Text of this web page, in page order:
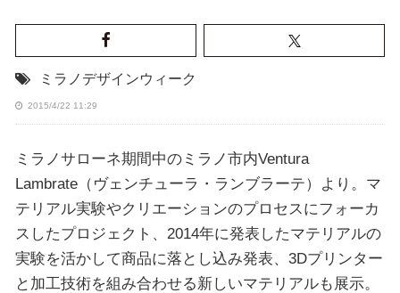
ミラノデザインウィーク
2015/4/22 11:29
ミラノサローネ期間中のミラノ市内Ventura
Lambrate（ヴェンチューラ・ランブラーテ）より。マ
テリアル実験やクリエーションのプロセスにフォーカ
スしたプロジェクト、2014年に発表したマテリアルの
実験を活かして商品に落とし込み発表、3Dプリンター
と加工技術を組み合わせる新しいマテリアルも展示。